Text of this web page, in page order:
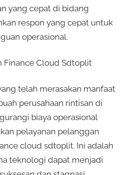
yang cepat di bidang
respon yang cepat untuk
operasional.
Finance Cloud Sdtoplit
telah merasakan manfaat
perusahaan rintisan di
biaya operasional
pelayanan pelanggan
cloud sdtoplit. Ini adalah
teknologi dapat menjadi